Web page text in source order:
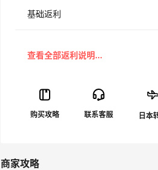
基础返利
商家攻略